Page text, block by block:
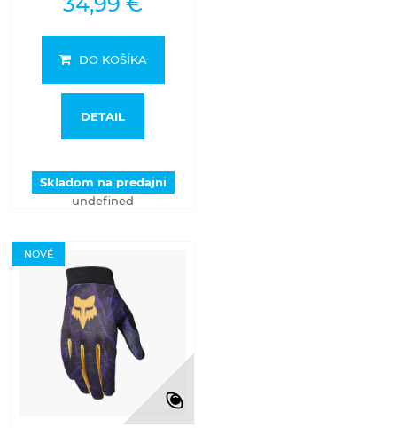
DO KOŠÍKA
DETAIL
Skladom na predajni
undefined
NOVÉ